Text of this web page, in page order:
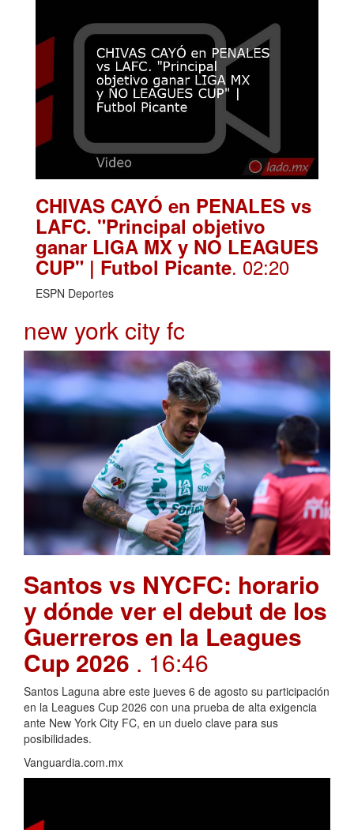
CHIVAS CAYÓ en PENALES vs
LAFC. "Principal objetivo
ganar LIGA MX y NO LEAGUES
CUP" | Futbol Picante. 02:20
ESPN Deportes
new york city fc
Santos vs NYCFC: horario
y dónde ver el debut de los
Guerreros en la Leagues
Cup 2026 . 16:46
Santos Laguna abre este jueves 6 de agosto su participación
en la Leagues Cup 2026 con una prueba de alta exigencia
ante New York City FC, en un duelo clave para sus
posibilidades.
Vanguardia.com.mx